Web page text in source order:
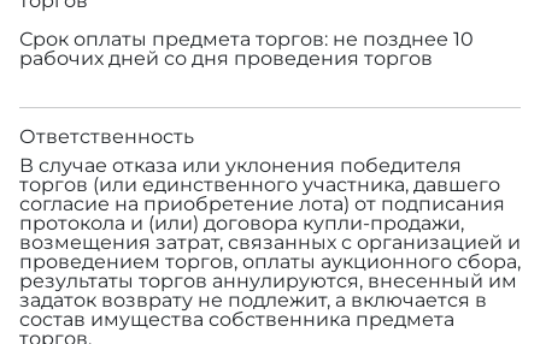
Срок оплаты предмета торгов: не позднее 10
рабочих дней со дня проведения торгов
Ответственность
В случае отказа или уклонения победителя
торгов (или единственного участника, давшего
согласие на приобретение лота) от подписания
протокола и (или) договора купли-продажи,
возмещения затрат, связанных с организацией и
проведением торгов, оплаты аукционного сбора,
результаты торгов аннулируются, внесенный им
задаток возврату не подлежит, а включается в
состав имущества собственника предмета
торгов.